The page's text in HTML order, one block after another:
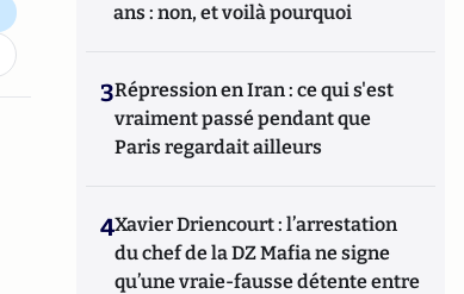
ans : non, et voilà pourquoi
3Répression en Iran : ce qui s'est
vraiment passé pendant que
Paris regardait ailleurs
4Xavier Driencourt : l’arrestation
du chef de la DZ Mafia ne signe
qu’une vraie-fausse détente entre